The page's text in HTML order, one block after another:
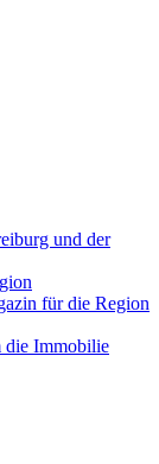
und der
für die Region
die Immobilie